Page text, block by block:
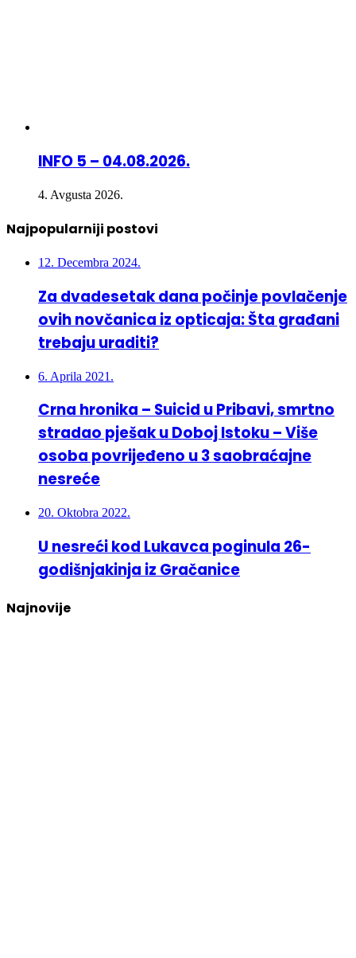
INFO 5 – 04.08.2026.
4. Avgusta 2026.
Najpopularniji postovi
12. Decembra 2024.
Za dvadesetak dana počinje povlačenje
ovih novčanica iz opticaja: Šta građani
trebaju uraditi?
6. Aprila 2021.
Crna hronika – Suicid u Pribavi, smrtno
stradao pješak u Doboj Istoku – Više
osoba povrijeđeno u 3 saobraćajne
nesreće
20. Oktobra 2022.
U nesreći kod Lukavca poginula 26-
godišnjakinja iz Gračanice
Najnovije